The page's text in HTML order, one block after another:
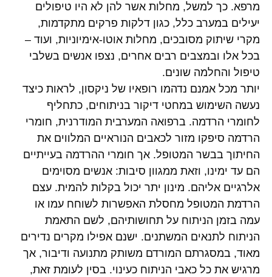
מרפא. כך למשל, מחלות אשר להן לא היו טיפולים
יעילים במערב כלל, כגון דלקות פרקים מתקדמות,
מקרי שיתוק מסובכים, מחלות אוטו-אימיוניות, ועוד –
בכל אלו ובמצבים רבים אחרים, נצפו אנשים בשלבי
טיפול והחלמה שונים.
יותר מכל אמנם נדהמו רופאיו של ניקסון, לראות כיצד
נעשה השימוש במחטי דיקור בניתוחים, כתחליף
לחומרי הרדמה. ברפואה המערבית המודרנית, חומרי
הרדמה סיפקו מזור לכאבים הנוראיים המלווים את
החיתוך בבשר המטופל. אך חומרי ההרדמה בעייתיים
הם עד ימינו, וזאת ממגוון סיבות: אנשים מסוימים
אלרגיים אליהם. מינון יתר יכול בקלות להמית. עצם
הרדמת המטופל מחסלת האפשרות לשוחח עמו או
עמה בזמן הניתוח על תחושותיהם, לשם התאמת
הניתוח לתנאים המשתנים. ישנם אפילו מקרים נדירים
מאוד, במסגרתם המורדם משותק מתנועה ודיבור, אך
מרגיש את כל כאבי הניתוח כעינוי. בסין לעומת זאת,